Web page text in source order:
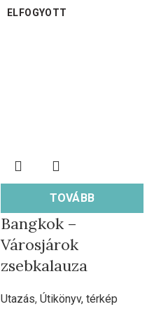
ELFOGYOTT
TOVÁBB
Bangkok –
Városjárok
zsebkalauza
Utazás, Útikönyv, térkép